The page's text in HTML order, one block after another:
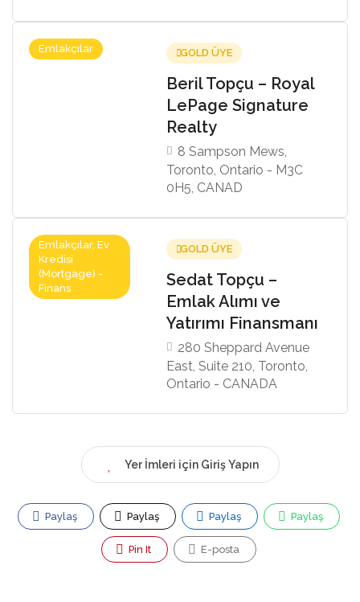
Emlakçılar GOLD ÜYE
Beril Topçu – Royal
LePage Signature
Realty
8 Sampson Mews,
Toronto, Ontario - M3C
0H5, CANAD
Emlakçılar, Ev
Kredisi
(Mortgage) -
Finans
GOLD ÜYE
Sedat Topçu –
Emlak Alımı ve
Yatırımı Finansmanı
280 Sheppard Avenue
East, Suite 210, Toronto,
Ontario - CANADA
Yer İmleri için Giriş Yapın
Paylaş Paylaş Paylaş Paylaş
Pin It E-posta